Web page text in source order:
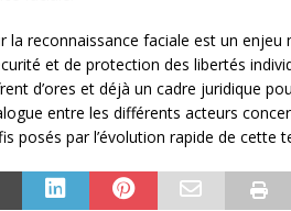
la reconnaissance faciale est un
et de protection des libertés
d’ores et déjà un cadre juridique
entre les différents acteurs
posés par l’évolution rapide de cette